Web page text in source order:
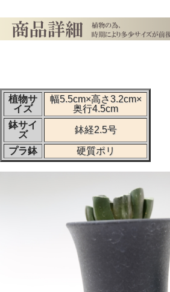
植物サ
イズ
幅5.5cm×高さ3.2cm×
奥行4.5cm
鉢サイ
ズ
鉢経2.5号
プラ鉢 硬質ポリ